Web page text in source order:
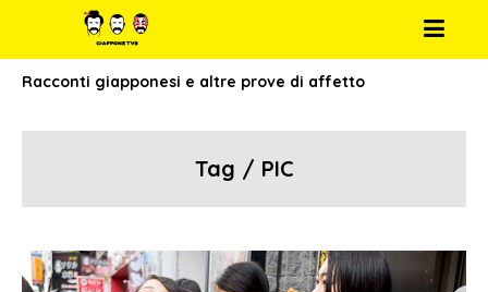
Racconti giapponesi e altre prove di affetto
Tag / PIC